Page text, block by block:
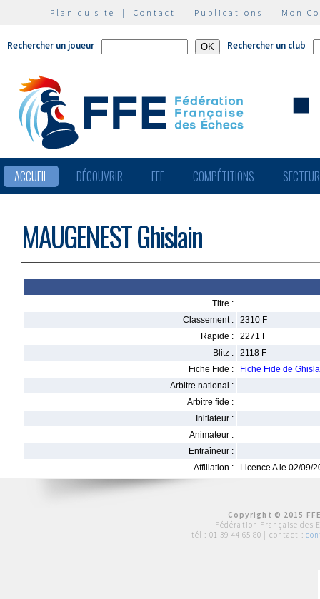
Plan du site | Contact | Publications | Mon
Rechercher un joueur Rechercher un club
ACCUEIL DÉCOUVRIR FFE COMPÉTITIONS
MAUGENEST Ghislain
Titre :
Classement :
2310 F
Rapide :
2271 F
Blitz :
2118 F
Fiche Fide :
Fiche Fide de
Arbitre national :
Arbitre fide :
Initiateur :
Animateur :
Entraîneur :
Affiliation :
Licence A le 02/09/
Copyright © 2015
Fédération Française des
tél : 01 39 44 65 80 | contact :